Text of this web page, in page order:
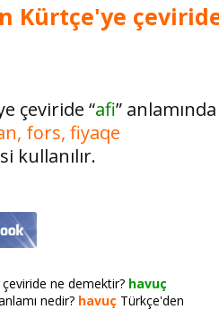
Kürtçe'ye
çeviride “afi” anlamında
fors, fiyaqe
kullanılır.
ne demektir? havuç
nedir? havuç Türkçe'den